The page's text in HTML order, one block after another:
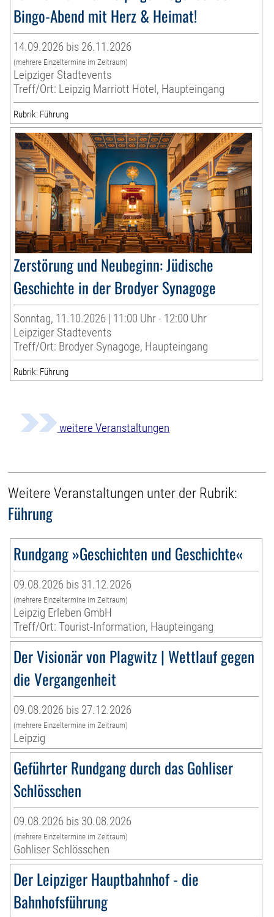
Bingo-Abend mit Herz & Heimat!
14.09.2026 bis 26.11.2026
(mehrere Einzeltermine im Zeitraum)
Leipziger Stadtevents
Treff/Ort: Leipzig Marriott Hotel, Haupteingang
Rubrik: Führung
Zerstörung und Neubeginn: Jüdische
Geschichte in der Brodyer Synagoge
Sonntag, 11.10.2026 | 11:00 Uhr - 12:00 Uhr
Leipziger Stadtevents
Treff/Ort: Brodyer Synagoge, Haupteingang
Rubrik: Führung
weitere Veranstaltungen
Weitere Veranstaltungen unter der Rubrik:
Führung
Rundgang »Geschichten und Geschichte«
09.08.2026 bis 31.12.2026
(mehrere Einzeltermine im Zeitraum)
Leipzig Erleben GmbH
Treff/Ort: Tourist-Information, Haupteingang
Der Visionär von Plagwitz | Wettlauf gegen
die Vergangenheit
09.08.2026 bis 27.12.2026
(mehrere Einzeltermine im Zeitraum)
Leipzig
Geführter Rundgang durch das Gohliser
Schlösschen
09.08.2026 bis 30.08.2026
(mehrere Einzeltermine im Zeitraum)
Gohliser Schlösschen
Der Leipziger Hauptbahnhof - die
Bahnhofsführung